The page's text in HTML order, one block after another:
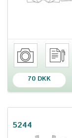
70 DKK
5244